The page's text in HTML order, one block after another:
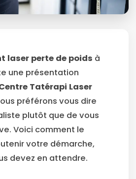
laser perte de poids à
une présentation
Tatérapi Laser
préférons vous dire
plutôt que de vous
Voici comment le
votre démarche,
devez en attendre.